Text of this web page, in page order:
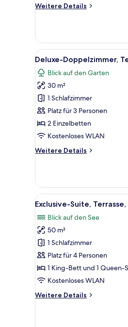
Weitere Details
Weitere
Doppelzimmer
Alle
Fotos
für
Deluxe-
Doppelzimmer,
Terrasse
anzeigen
4
Deluxe-Doppelzimmer,
Blick auf den Garten
30 m²
1 Schlafzimmer
Platz für 3 Personen
2 Einzelbetten
Kostenloses WLAN
Weitere Details
Weitere
Doppelzimmer,
Terrasse
Alle
Fotos
für
Exclusive-
Suite,
Terrasse,
Seeblick
anzeigen
1
Exclusive-Suite,
Blick auf den See
50 m²
1 Schlafzimmer
Platz für 4 Personen
1 King-Bett und 1 Queen-
Kostenloses WLAN
Weitere Details
Weitere